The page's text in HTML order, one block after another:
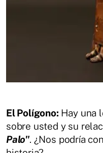
El Polígono: Hay una
sobre usted y su
Palo". ¿Nos podría